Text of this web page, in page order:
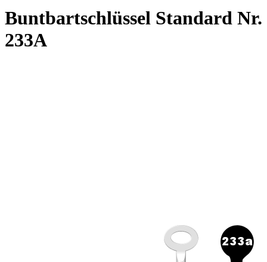
Buntbartschlüssel Standard Nr.
233A